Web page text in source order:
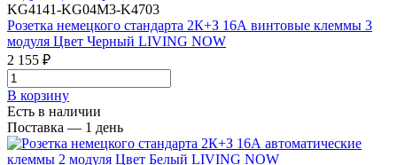
KG4141-KG04M3-K4703
Розетка немецкого стандарта 2К+З 16А винтовые клеммы 3
модуля Цвет Черный LIVING NOW
2 155 ₽
В корзинy
Есть в наличии
Поставка — 1 день